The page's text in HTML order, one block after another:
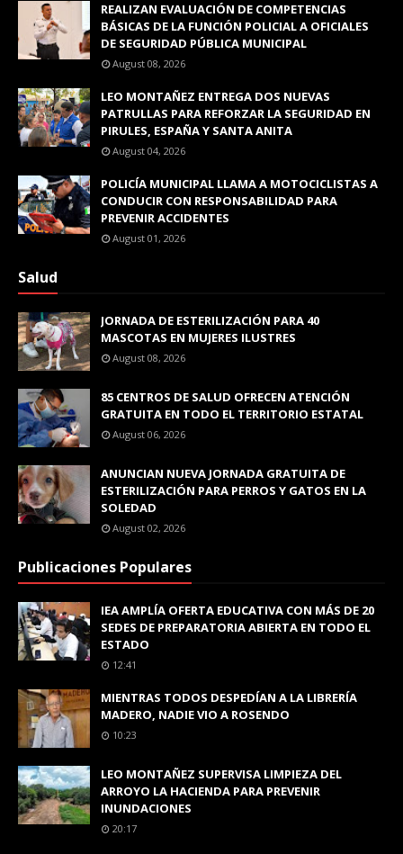
REALIZAN EVALUACIÓN DE COMPETENCIAS
BÁSICAS DE LA FUNCIÓN POLICIAL A OFICIALES
DE SEGURIDAD PÚBLICA MUNICIPAL
August 08, 2026
LEO MONTAÑEZ ENTREGA DOS NUEVAS
PATRULLAS PARA REFORZAR LA SEGURIDAD EN
PIRULES, ESPAÑA Y SANTA ANITA
August 04, 2026
POLICÍA MUNICIPAL LLAMA A MOTOCICLISTAS A
CONDUCIR CON RESPONSABILIDAD PARA
PREVENIR ACCIDENTES
August 01, 2026
Salud
JORNADA DE ESTERILIZACIÓN PARA 40
MASCOTAS EN MUJERES ILUSTRES
August 08, 2026
85 CENTROS DE SALUD OFRECEN ATENCIÓN
GRATUITA EN TODO EL TERRITORIO ESTATAL
August 06, 2026
ANUNCIAN NUEVA JORNADA GRATUITA DE
ESTERILIZACIÓN PARA PERROS Y GATOS EN LA
SOLEDAD
August 02, 2026
Publicaciones Populares
IEA AMPLÍA OFERTA EDUCATIVA CON MÁS DE 20
SEDES DE PREPARATORIA ABIERTA EN TODO EL
ESTADO
12:41
MIENTRAS TODOS DESPEDÍAN A LA LIBRERÍA
MADERO, NADIE VIO A ROSENDO
10:23
LEO MONTAÑEZ SUPERVISA LIMPIEZA DEL
ARROYO LA HACIENDA PARA PREVENIR
INUNDACIONES
20:17